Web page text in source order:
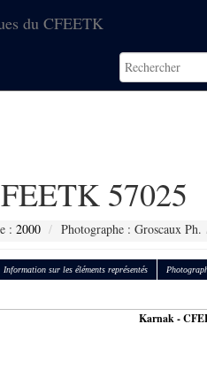
du CFEETK
57025
: 2000 Photographe : Groscaux Ph.
Information sur les éléments représentés